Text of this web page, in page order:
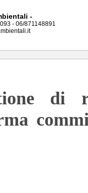
-
- 06/871148891
di